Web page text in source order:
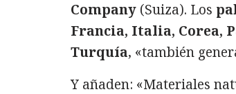
Company(Suiza). Los
Francia, Italia, Corea,
Turquía, «también
Y añaden: «Materiales